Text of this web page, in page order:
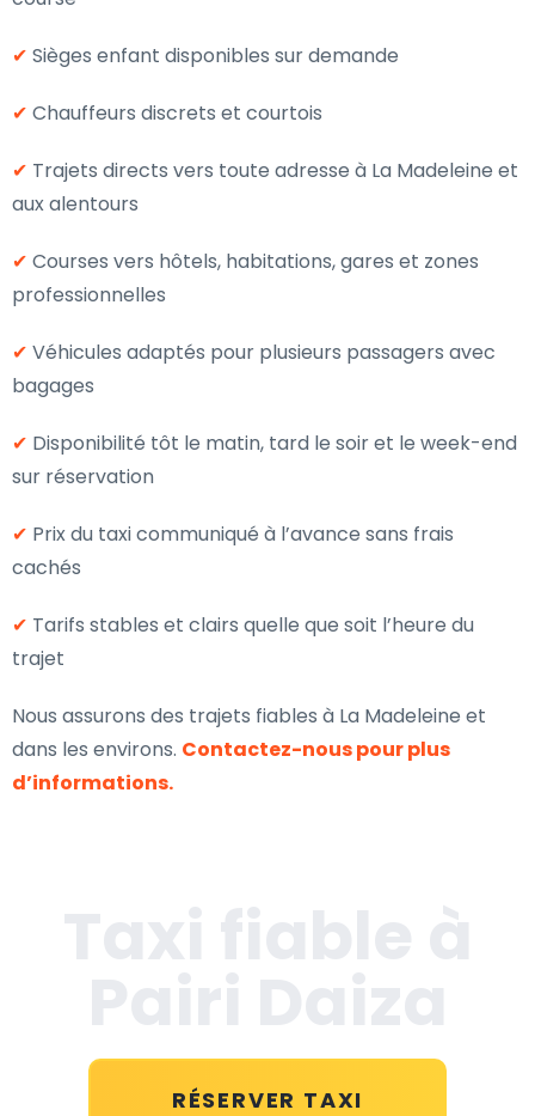
✔ Sièges enfant disponibles sur demande
✔ Chauffeurs discrets et courtois
✔ Trajets directs vers toute adresse à La Madeleine et
aux alentours
✔ Courses vers hôtels, habitations, gares et zones
professionnelles
✔ Véhicules adaptés pour plusieurs passagers avec
bagages
✔ Disponibilité tôt le matin, tard le soir et le week-end
sur réservation
✔ Prix du taxi communiqué à l’avance sans frais
cachés
✔ Tarifs stables et clairs quelle que soit l’heure du
trajet
Nous assurons des trajets fiables à La Madeleine et
dans les environs. Contactez-nous pour plus
d’informations.
RÉSERVER TAXI